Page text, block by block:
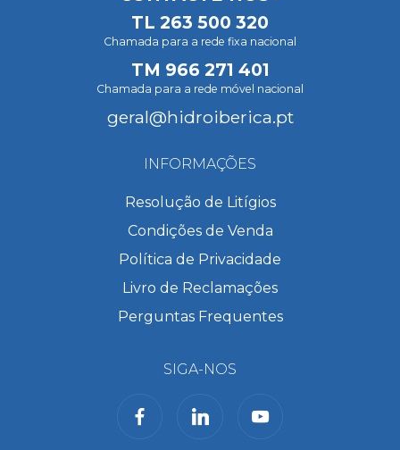
TL 263 500 320
Chamada para a rede fixa nacional
TM 966 271 401
Chamada para a rede móvel nacional
geral@hidroiberica.pt
INFORMAÇÕES
Resolução de Litígios
Condições de Venda
Política de Privacidade
Livro de Reclamações
Perguntas Frequentes
SIGA-NOS